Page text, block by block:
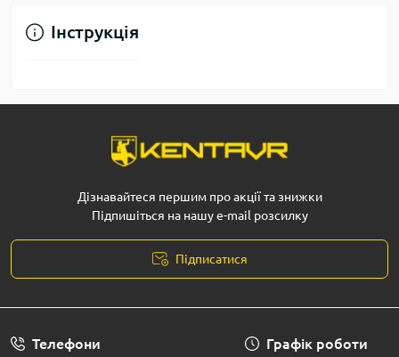
Інструкція
Дізнавайтеся першим про акції та знижки
Підпишіться на нашу e-mail розсилку
Підписатися
Телефони Графік роботи